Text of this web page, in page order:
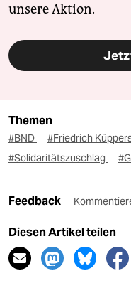
unsere Aktion.
Themen
#BND #Friedrich
#Solidaritätszuschlag
Feedback
Diesen Artikel teilen